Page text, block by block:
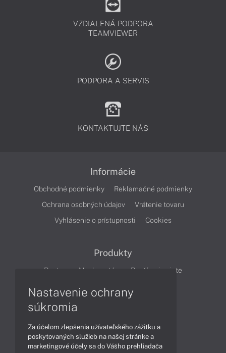
VZDIALENÁ PODPORA
TEAMVIEWER
PODPORA A SERVIS
KONTAKTUJTE NÁS
Informácie
Obchodné podmienky
Reklamačné podmienky
Ochrana osobných údajov
Vrátenie tovaru
Vyhlásenie o prístupnosti
Cookies
Produkty
Routery Mesh systém
Rozšírenie siete
Cloudové kamery
Produkty Technológie
Nastavenie ochrany
súkromia
Za účelom zlepšenia užívateľského zážitku a
poskytovaných služieb na našej stránke a
marketingové účely sa do Vášho prehliadača